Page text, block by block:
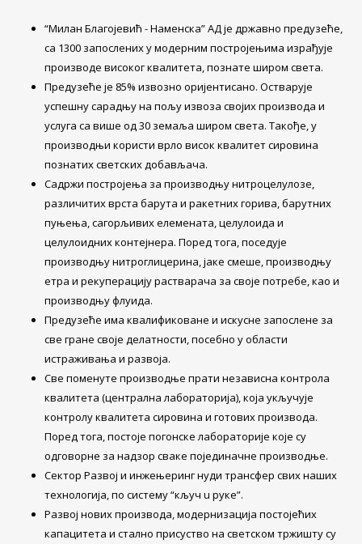
“Милан Благојевић - Наменска” АД је државно предузеће,
са 1300 запослених у модерним постројењима израђује
производе високог квалитета, познате широм света.
Предузеће је 85% извозно оријентисано. Остварује
успешну сарадњу на пољу извоза својих производа и
услуга са више од 30 земаља широм света. Такође, у
производњи користи врло висок квалитет сировина
познатих светских добављача.
Садржи постројења за производњу нитроцелулозе,
различитих врста барута и ракетних горива, барутних
пуњења, сагорљивих елемената, целулоида и
целулоидних контејнера. Поред тога, поседује
производњу нитроглицерина, јаке смеше, производњу
етра и рекуперацију растварача за своје потребе, као и
производњу флуида.
Предузеће има квалификоване и искусне запослене за
све гране своје делатности, посебно у области
истраживања и развоја.
Све поменуте производње прати независна контрола
квалитета (централна лабораторија), која укључује
контролу квалитета сировина и готових производа.
Поред тога, постоје погонске лабораторије које су
одговорне за надзор сваке појединачне производње.
Сектор Развој и инжењеринг нуди трансфер свих наших
технологија, по систему “кључ u руке”.
Развој нових производа, модернизација постојећих
капацитета и стално присуство на светском тржишту су